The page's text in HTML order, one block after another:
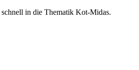
in die Thematik Kot-Midas.